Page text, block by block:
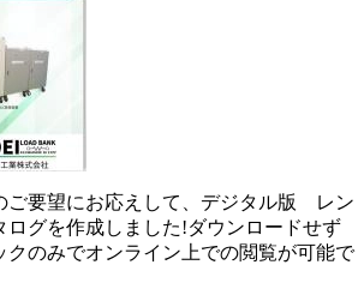
ご要望にお応えして、デジタル版 レン
ログを作成しました!ダウンロードせず
クのみでオンライン上での閲覧が可能で